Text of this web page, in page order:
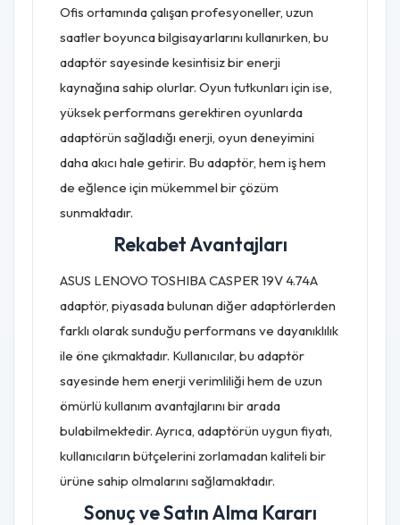
Ofis ortamında çalışan profesyoneller, uzun
saatler boyunca bilgisayarlarını kullanırken, bu
adaptör sayesinde kesintisiz bir enerji
kaynağına sahip olurlar. Oyun tutkunları için ise,
yüksek performans gerektiren oyunlarda
adaptörün sağladığı enerji, oyun deneyimini
daha akıcı hale getirir. Bu adaptör, hem iş hem
de eğlence için mükemmel bir çözüm
sunmaktadır.
Rekabet Avantajları
ASUS LENOVO TOSHIBA CASPER 19V 4.74A
adaptör, piyasada bulunan diğer adaptörlerden
farklı olarak sunduğu performans ve dayanıklılık
ile öne çıkmaktadır. Kullanıcılar, bu adaptör
sayesinde hem enerji verimliliği hem de uzun
ömürlü kullanım avantajlarını bir arada
bulabilmektedir. Ayrıca, adaptörün uygun fiyatı,
kullanıcıların bütçelerini zorlamadan kaliteli bir
ürüne sahip olmalarını sağlamaktadır.
Sonuç ve Satın Alma Kararı